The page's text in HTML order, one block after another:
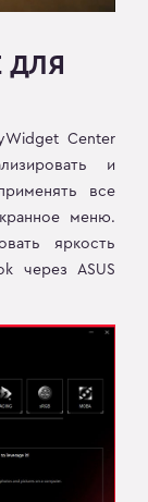
ДЛЯ
Center
и
все
меню.
яркость
через ASUS